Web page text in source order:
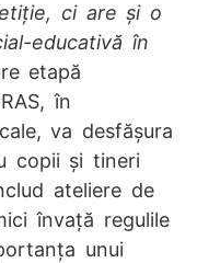
ci are și o
educativă în
etapă
în
va desfășura
copii și tineri
ateliere de
învață regulile
unui